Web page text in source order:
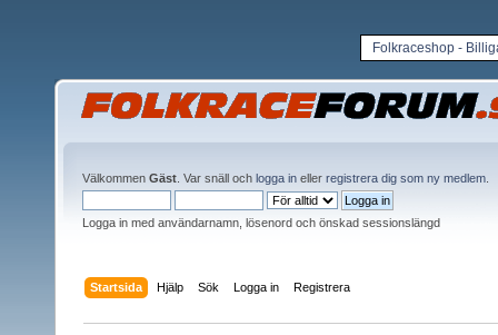
Folkraceshop -
Välkommen Gäst . Var snäll och logga in eller registrera dig som ny medlem
Logga in med användarnamn, lösenord och önskad sessionslängd
Startsida Hjälp Sök Logga in Registrera